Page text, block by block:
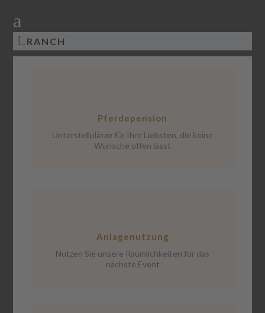
a
L RANCH
Pferdepension
Unterstellplätze für Ihre Liebsten, die keine
Wünsche offen lässt
Anlagenutzung
Nutzen Sie unsere Räumlichkeiten für das
nächste Event